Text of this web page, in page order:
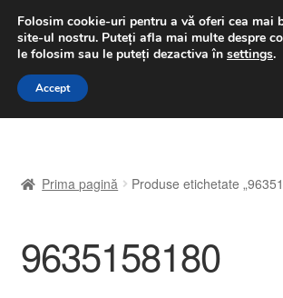
LIVRARE de la 33 lei
luni-vineri 9 a.m. - 4 p.m.031
Sari
Sari
A lua legatura
Contul meu
Prima pagină Produse etichetate
9635158180
Folosim cookie-uri pentru a vă oferi cea mai
site-ul nostru. Puteți afla mai multe despre
le folosim sau le puteți dezactiva în settings.
Accept